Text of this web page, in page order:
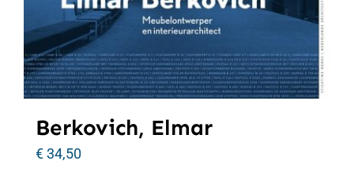
Berkovich, Elmar
€34,50